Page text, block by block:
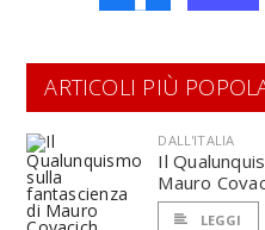
ARTICOLI PIÙ
DALL'ITALIA
Il
Mauro
LEGGI